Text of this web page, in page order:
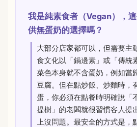
我是純素食者（Vegan），
供無蛋奶的選擇嗎？
大部分店家都可以，但需要主
食文化以「鍋邊素」或「傳統
菜色本身就不含蛋奶，例如當
豆腐。但在點炒飯、炒麵時，
蛋，你必須在點餐時明確說「
提樹」的老闆就很習慣客人提
上沒問題。最安全的方式是，